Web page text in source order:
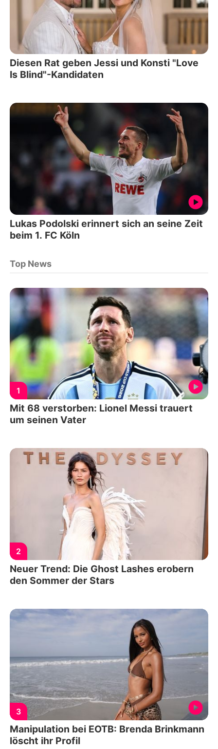
Diesen Rat geben Jessi und Konsti "Love
Is Blind"-Kandidaten
Lukas Podolski erinnert sich an seine Zeit
beim 1. FC Köln
Top News
1
Mit 68 verstorben: Lionel Messi trauert
um seinen Vater
2
Neuer Trend: Die Ghost Lashes erobern
den Sommer der Stars
3
Manipulation bei EOTB: Brenda Brinkmann
löscht ihr Profil